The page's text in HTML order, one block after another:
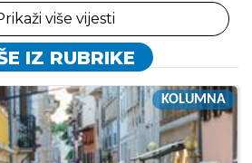
više vijesti
IZ RUBRIKE
KOLUMNA